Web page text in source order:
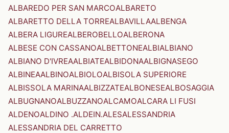
ALBAREDO PER SAN MARCOALBARETO
ALBARETTO DELLA TORREALBAVILLAALBENGA
ALBERA LIGUREALBEROBELLOALBERONA
ALBESE CON CASSANOALBETTONEALBIALBIANO
ALBIANO D'IVREAALBIATEALBIDONAALBIGNASEGO
ALBINEAALBINOALBIOLOALBISOLA SUPERIORE
ALBISSOLA MARINAALBIZZATEALBONESEALBOSAGGIA
ALBUGNANOALBUZZANOALCAMOALCARA LI FUSI
ALDENOALDINO .ALDEIN.ALESALESSANDRIA
ALESSANDRIA DEL CARRETTO